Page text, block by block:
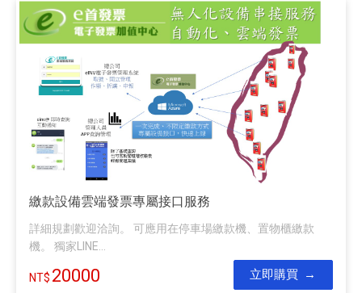
繳款設備雲端發票專屬接口服務
詳細規劃歡迎洽詢。 可應用在停車場繳款機、置物櫃繳款
機。 獨家LINE...
20000 立即購買